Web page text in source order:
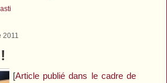
2011
[Article publié dans le cadre de